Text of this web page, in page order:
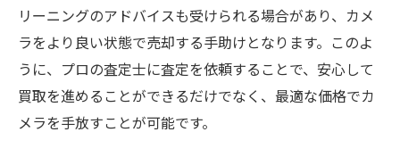
リーニングのアドバイスも受けられる場合があり、カメ
ラをより良い状態で売却する手助けとなります。このよ
うに、プロの査定士に査定を依頼することで、安心して
買取を進めることができるだけでなく、最適な価格でカ
メラを手放すことが可能です。